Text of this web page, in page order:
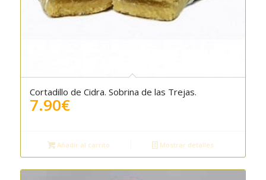
Cortadillo de Cidra. Sobrina de las Trejas.
7.90€
Añadir al carrito Mostrar detalles